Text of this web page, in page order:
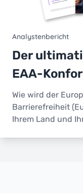
Analystenbericht
Der
EAA-
Wie wird der
Barrierefreiheit
Ihrem Land und